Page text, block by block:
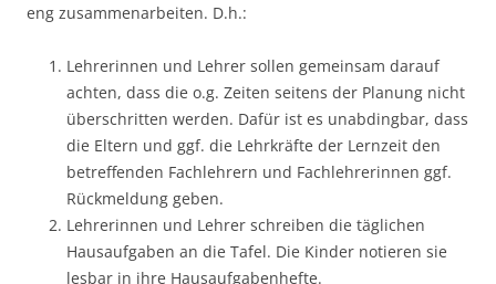
eng zusammenarbeiten. D.h.:
Lehrerinnen und Lehrer sollen gemeinsam darauf
achten, dass die o.g. Zeiten seitens der Planung nicht
überschritten werden. Dafür ist es unabdingbar, dass
die Eltern und ggf. die Lehrkräfte der Lernzeit den
betreffenden Fachlehrern und Fachlehrerinnen ggf.
Rückmeldung geben.
Lehrerinnen und Lehrer schreiben die täglichen
Hausaufgaben an die Tafel. Die Kinder notieren sie
lesbar in ihre Hausaufgabenhefte.